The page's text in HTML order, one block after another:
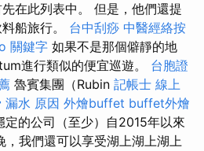
在此列表中。 但是，他們還提
船旅行。 台中刮痧 中醫經絡按
關鍵字 如果不是那個僻靜的地
進行類似的便宜巡遊。 台胞證
魯賓集團（Rubin 記帳士 線上
漏水 原因 外燴buffet buffet外燴
的公司（至少）自2015年以來
，我們還可以享受湖上湖上湖上